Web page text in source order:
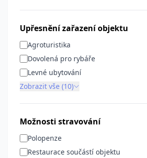
Upřesnění zařazení objektu
Agroturistika
Dovolená pro rybáře
Levné ubytování
Zobrazit vše (10)
Možnosti stravování
Polopenze
Restaurace součástí objektu